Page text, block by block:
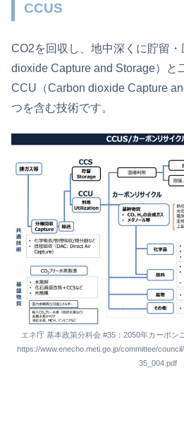
CCUS
CO2を回収し、地中深くに貯留
dioxide Capture and Storage）と
CCU（Carbon dioxide Capture
つを含む技術です。
エネ庁 基本政策分科会 #35：2050年カーボン
https://www.enecho.meti.go.jp/committee/
35_004.pdf